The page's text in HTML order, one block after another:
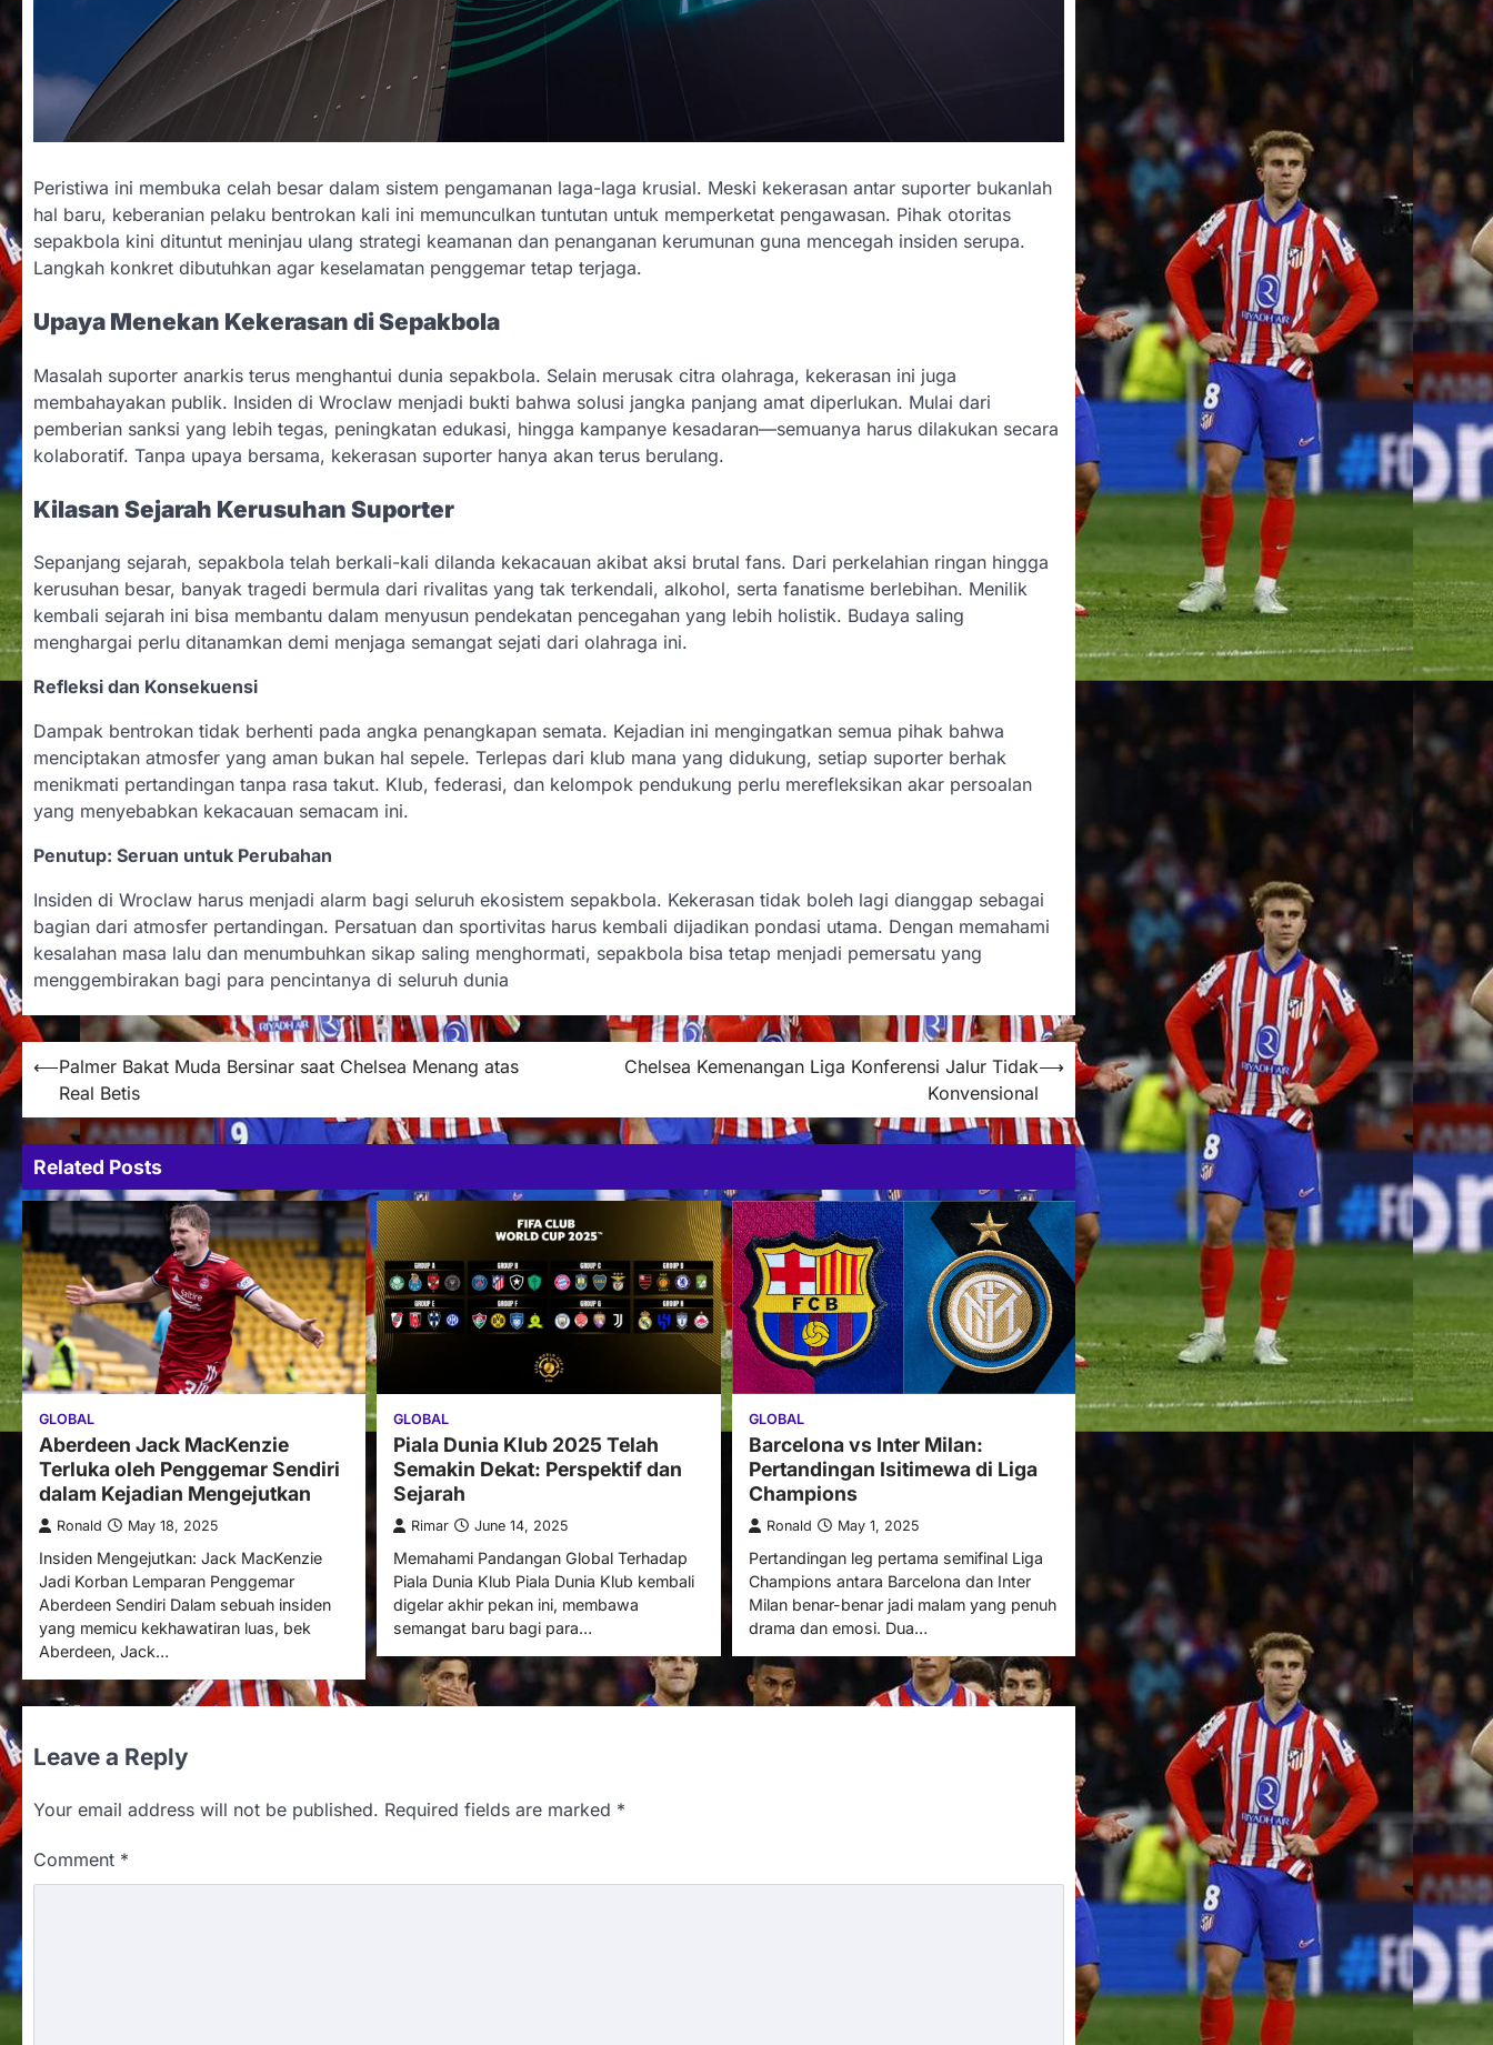
Peristiwa ini membuka celah besar dalam sistem pengamanan laga-laga krusial. Meski kekerasan antar suporter bukanlah
hal baru, keberanian pelaku bentrokan kali ini memunculkan tuntutan untuk memperketat pengawasan. Pihak otoritas
sepakbola kini dituntut meninjau ulang strategi keamanan dan penanganan kerumunan guna mencegah insiden serupa.
Langkah konkret dibutuhkan agar keselamatan penggemar tetap terjaga.
Upaya Menekan Kekerasan di Sepakbola
Masalah suporter anarkis terus menghantui dunia sepakbola. Selain merusak citra olahraga, kekerasan ini juga
membahayakan publik. Insiden di Wroclaw menjadi bukti bahwa solusi jangka panjang amat diperlukan. Mulai dari
pemberian sanksi yang lebih tegas, peningkatan edukasi, hingga kampanye kesadaran—semuanya harus dilakukan secara
kolaboratif. Tanpa upaya bersama, kekerasan suporter hanya akan terus berulang.
Kilasan Sejarah Kerusuhan Suporter
Sepanjang sejarah, sepakbola telah berkali-kali dilanda kekacauan akibat aksi brutal fans. Dari perkelahian ringan hingga
kerusuhan besar, banyak tragedi bermula dari rivalitas yang tak terkendali, alkohol, serta fanatisme berlebihan. Menilik
kembali sejarah ini bisa membantu dalam menyusun pendekatan pencegahan yang lebih holistik. Budaya saling
menghargai perlu ditanamkan demi menjaga semangat sejati dari olahraga ini.
Refleksi dan Konsekuensi
Dampak bentrokan tidak berhenti pada angka penangkapan semata. Kejadian ini mengingatkan semua pihak bahwa
menciptakan atmosfer yang aman bukan hal sepele. Terlepas dari klub mana yang didukung, setiap suporter berhak
menikmati pertandingan tanpa rasa takut. Klub, federasi, dan kelompok pendukung perlu merefleksikan akar persoalan
yang menyebabkan kekacauan semacam ini.
Penutup: Seruan untuk Perubahan
Insiden di Wroclaw harus menjadi alarm bagi seluruh ekosistem sepakbola. Kekerasan tidak boleh lagi dianggap sebagai
bagian dari atmosfer pertandingan. Persatuan dan sportivitas harus kembali dijadikan pondasi utama. Dengan memahami
kesalahan masa lalu dan menumbuhkan sikap saling menghormati, sepakbola bisa tetap menjadi pemersatu yang
menggembirakan bagi para pencintanya di seluruh dunia
Post
navigation
⟵Palmer Bakat Muda Bersinar saat Chelsea Menang atas
Real Betis
Chelsea Kemenangan Liga Konferensi Jalur Tidak
Konvensional
⟶
Related Posts
GLOBAL
Aberdeen Jack MacKenzie
Terluka oleh Penggemar Sendiri
dalam Kejadian Mengejutkan
Ronald May 18, 2025
Insiden Mengejutkan: Jack MacKenzie
Jadi Korban Lemparan Penggemar
Aberdeen Sendiri Dalam sebuah insiden
yang memicu kekhawatiran luas, bek
Aberdeen, Jack…
GLOBAL
Piala Dunia Klub 2025 Telah
Semakin Dekat: Perspektif dan
Sejarah
Rimar June 14, 2025
Memahami Pandangan Global Terhadap
Piala Dunia Klub Piala Dunia Klub kembali
digelar akhir pekan ini, membawa
semangat baru bagi para…
GLOBAL
Barcelona vs Inter Milan:
Pertandingan Isitimewa di Liga
Champions
Ronald May 1, 2025
Pertandingan leg pertama semifinal Liga
Champions antara Barcelona dan Inter
Milan benar-benar jadi malam yang penuh
drama dan emosi. Dua…
Leave a Reply
Your email address will not be published. Required fields are marked *
Comment *